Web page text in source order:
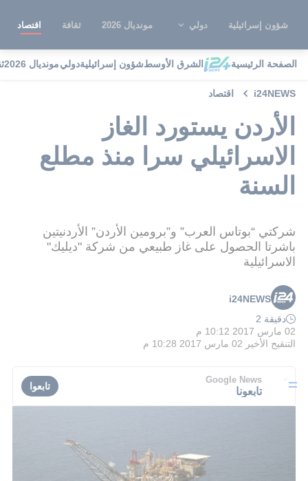
شؤون إسرائيلية دولي مونديال 2026 ثقافة اقتصاد
الصفحة الرئيسية الشرق الأوسطشؤون إسرائيليةدوليمونديال 2026
i24NEWS اقتصاد
الأردن يستورد الغاز
الاسرائيلي سرا منذ مطلع
السنة
شركتي “بوتاس العرب” و”برومين الأردن” الأردنيتين
باشرتا الحصول على غاز طبيعي من شركة "ديليك"
الاسرائيلية
i24NEWS
دقيقة 2
02 مارس 2017 10:12 م
التنقيح الأخير 02 مارس 2017 10:28 م
Google News
تابعونا تابعوا